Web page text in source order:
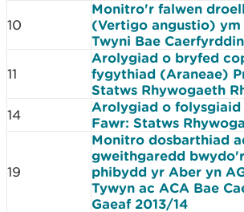
10
Monitro'r falwen
(Vertigo angustio) ym
Twyni Bae Caerfyrddin
11
Arolygiad o bryfed
fygythiad (Araneae)
Statws Rhywogaeth
14
Arolygiad o folysgiaid
Fawr: Statws
19
Monitro dosbarthiad
gweithgaredd
phibydd yr Aber yn
Tywyn ac ACA Bae
Gaeaf 2013/14